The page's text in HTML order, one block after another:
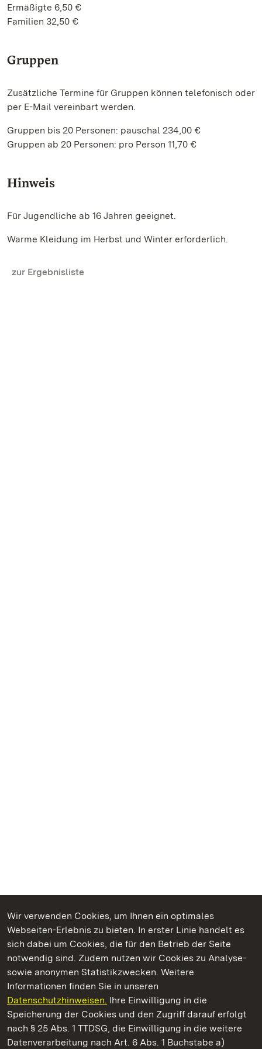
Wir verwenden Cookies, um Ihnen ein optimales
Webseiten-Erlebnis zu bieten. In erster Linie handelt es
sich dabei um Cookies, die für den Betrieb der Seite
notwendig sind. Zudem nutzen wir Cookies zu Analyse-
sowie anonymen Statistikzwecken. Weitere
Informationen finden Sie in unseren
Datenschutzhinweisen. Ihre Einwilligung in die
Speicherung der Cookies und den Zugriff darauf erfolgt
nach § 25 Abs. 1 TTDSG, die Einwilligung in die weitere
Datenverarbeitung nach Art. 6 Abs. 1 Buchstabe a)
Ermäßigte 6,50 €
Familien 32,50 €
Gruppen
Zusätzliche Termine für Gruppen können telefonisch oder
per E-Mail vereinbart werden.
Gruppen bis 20 Personen: pauschal 234,00 €
Gruppen ab 20 Personen: pro Person 11,70 €
Hinweis
Für Jugendliche ab 16 Jahren geeignet.
Warme Kleidung im Herbst und Winter erforderlich.
zur Ergebnisliste
Kommen. Staunen. Genießen.
Staatliche Schlösser und Gärten Baden‑Württemberg
Staatliche Schlösser und Gärten Baden-Württemberg